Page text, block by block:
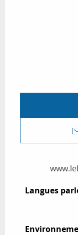
Langues
Langues